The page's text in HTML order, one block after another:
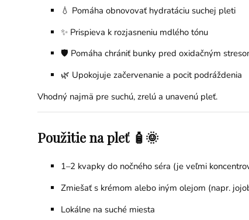
💧 Pomáha obnovovať hydratáciu suchej pleti
✨ Prispieva k rozjasneniu mdlého tónu
🛡️ Pomáha chrániť bunky pred oxidačným
🌿 Upokojuje začervenanie a pocit podráždenia
Vhodný najmä pre suchú, zrelú a unavenú pleť.
Použitie na pleť 🧴🌞
1–2 kvapky do nočného séra (je veľmi
Zmiešať s krémom alebo iným olejom (napr.
Lokálne na suché miesta